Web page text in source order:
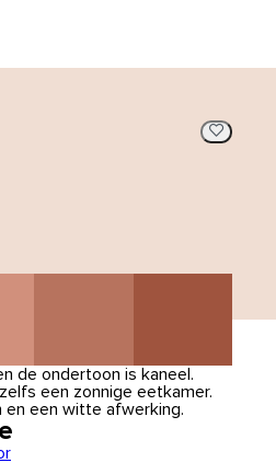
de ondertoon is kaneel.
een zonnige eetkamer.
en een witte afwerking.